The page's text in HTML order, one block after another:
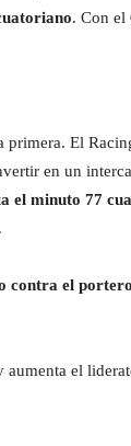
. Con el
primera. El
en un
el minuto 77
contra el portero
el